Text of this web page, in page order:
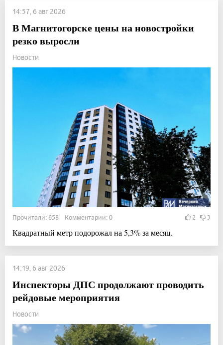
14:57, 6 авг 2026
В Магнитогорске цены на новостройки
резко выросли
Новости
Прочитали: 658 Комментарии: 0 2 3
Квадратный метр подорожал на 5,3% за месяц.
14:19, 6 авг 2026
Инспекторы ДПС продолжают проводить
рейдовые мероприятия
Новости